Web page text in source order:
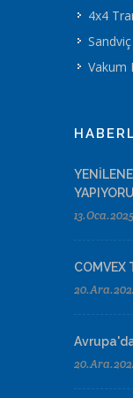
4x4
Vakum
13.Oca.2025
COMVEX